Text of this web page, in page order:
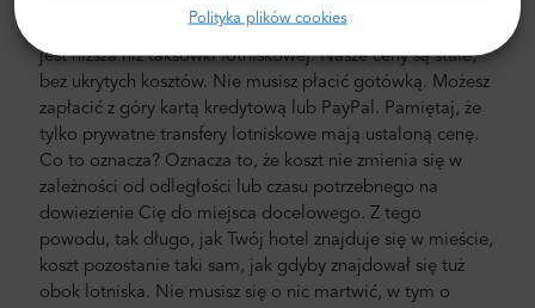
Polityka plików cookies
Cena prywatnego transportu lotniskowego Mr. Shuttle
jest niższa niż taksówki lotniskowej. Nasze ceny są stałe,
bez ukrytych kosztów. Nie musisz płacić gotówką. Możesz
zapłacić z góry kartą kredytową lub PayPal. Pamiętaj, że
tylko prywatne transfery lotniskowe mają ustaloną cenę.
Co to oznacza? Oznacza to, że koszt nie zmienia się w
zależności od odległości lub czasu potrzebnego na
dowiezienie Cię do miejsca docelowego. Z tego
powodu, tak długo, jak Twój hotel znajduje się w mieście,
koszt pozostanie taki sam, jak gdyby znajdował się tuż
obok lotniska. Nie musisz się o nic martwić, w tym o